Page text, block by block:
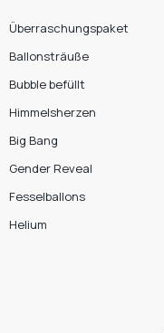
Überraschungspaket
Ballonsträuße
Bubble befüllt
Himmelsherzen
Big Bang
Gender Reveal
Fesselballons
Helium